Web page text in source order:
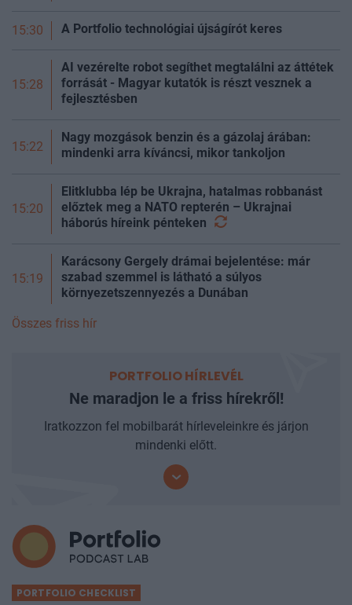
15:30 A Portfolio technológiai újságírót keres
15:28
AI vezérelte robot segíthet megtalálni az áttétek
forrását - Magyar kutatók is részt vesznek a
fejlesztésben
15:22
Nagy mozgások benzin és a gázolaj árában:
mindenki arra kíváncsi, mikor tankoljon
15:20
Elitklubba lép be Ukrajna, hatalmas robbanást
előztek meg a NATO repterén – Ukrajnai
háborús híreink pénteken
15:19
Karácsony Gergely drámai bejelentése: már
szabad szemmel is látható a súlyos
környezetszennyezés a Dunában
Összes friss hír
PORTFOLIO HÍRLEVÉL
Ne maradjon le a friss hírekről!
Iratkozzon fel mobilbarát hírleveleinkre és járjon
mindenki előtt.
PORTFOLIO CHECKLIST